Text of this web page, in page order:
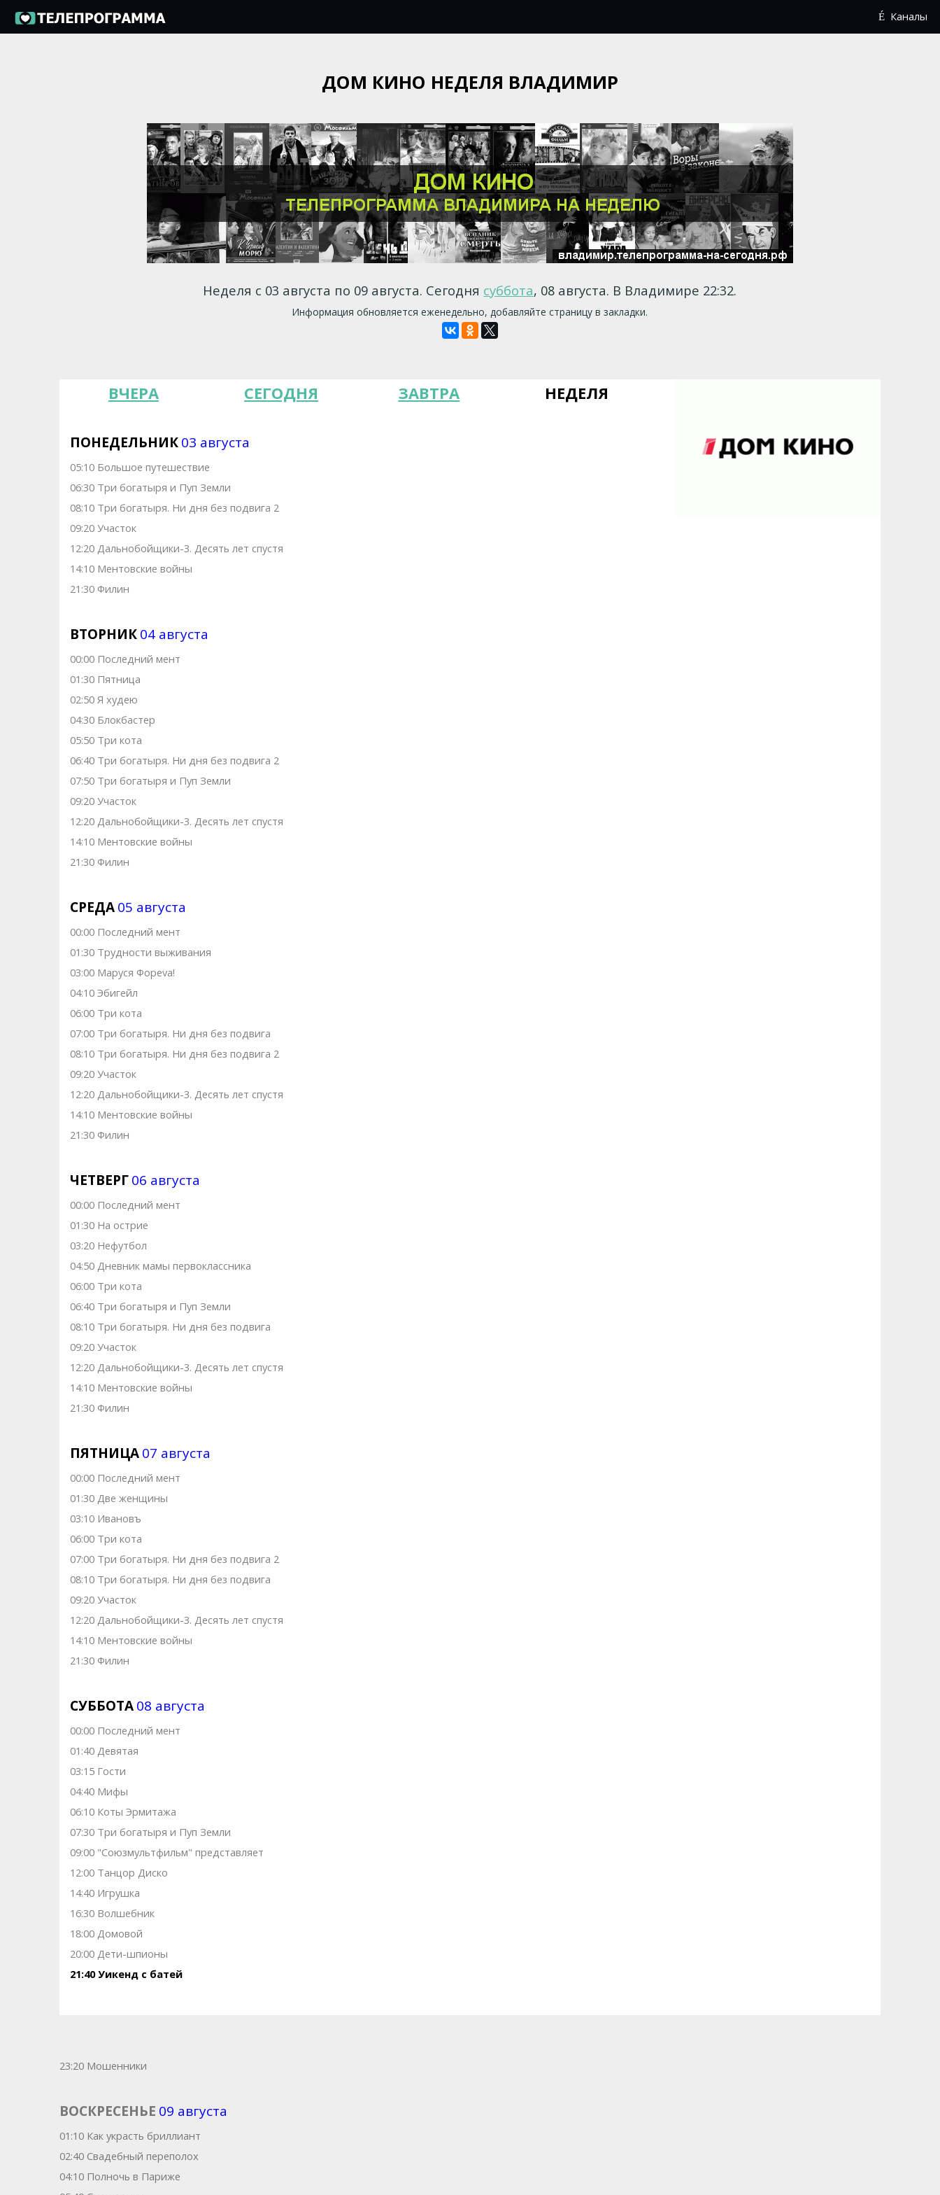
Каналы
ДОМ КИНО НЕДЕЛЯ ВЛАДИМИР
Неделя с 03 августа по 09 августа. Сегодня суббота, 08 августа. В Владимире 22:32.
Информация обновляется еженедельно, добавляйте страницу в закладки.
ВЧЕРА СЕГОДНЯ ЗАВТРА НЕДЕЛЯ
ПОНЕДЕЛЬНИК03 августа
05:10 Большое путешествие
06:30 Три богатыря и Пуп Земли
08:10 Три богатыря. Ни дня без подвига 2
09:20 Участок
12:20 Дальнобойщики-3. Десять лет спустя
14:10 Ментовские войны
21:30 Филин
ВТОРНИК04 августа
00:00 Последний мент
01:30 Пятница
02:50 Я худею
04:30 Блокбастер
05:50 Три кота
06:40 Три богатыря. Ни дня без подвига 2
07:50 Три богатыря и Пуп Земли
09:20 Участок
12:20 Дальнобойщики-3. Десять лет спустя
14:10 Ментовские войны
21:30 Филин
СРЕДА05 августа
00:00 Последний мент
01:30 Трудности выживания
03:00 Маруся Фореva!
04:10 Эбигейл
06:00 Три кота
07:00 Три богатыря. Ни дня без подвига
08:10 Три богатыря. Ни дня без подвига 2
09:20 Участок
12:20 Дальнобойщики-3. Десять лет спустя
14:10 Ментовские войны
21:30 Филин
ЧЕТВЕРГ06 августа
00:00 Последний мент
01:30 На острие
03:20 Нефутбол
04:50 Дневник мамы первоклассника
06:00 Три кота
06:40 Три богатыря и Пуп Земли
08:10 Три богатыря. Ни дня без подвига
09:20 Участок
12:20 Дальнобойщики-3. Десять лет спустя
14:10 Ментовские войны
21:30 Филин
ПЯТНИЦА07 августа
00:00 Последний мент
01:30 Две женщины
03:10 Ивановъ
06:00 Три кота
07:00 Три богатыря. Ни дня без подвига 2
08:10 Три богатыря. Ни дня без подвига
09:20 Участок
12:20 Дальнобойщики-3. Десять лет спустя
14:10 Ментовские войны
21:30 Филин
СУББОТА08 августа
00:00 Последний мент
01:40 Девятая
03:15 Гости
04:40 Мифы
06:10 Коты Эрмитажа
07:30 Три богатыря и Пуп Земли
09:00 "Союзмультфильм" представляет
12:00 Танцор Диско
14:40 Игрушка
16:30 Волшебник
18:00 Домовой
20:00 Дети-шпионы
21:40 Уикенд с батей
23:20 Мошенники
ВОСКРЕСЕНЬЕ 09 августа
01:10 Как украсть бриллиант
02:40 Свадебный переполох
04:10 Полночь в Париже